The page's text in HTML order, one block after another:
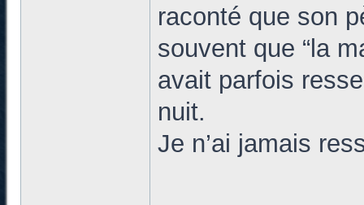
raconté que son
souvent que “la
avait parfois
nuit.
Je n’ai jamais